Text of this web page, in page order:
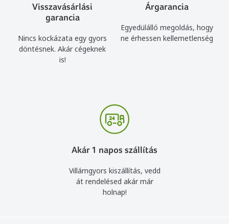
Visszavásárlási
garancia
Nincs kockázata egy gyors
döntésnek. Akár cégeknek
is!
Árgarancia
Egyedülálló megoldás, hogy
ne érhessen kellemetlenség
Akár 1 napos szállítás
Villámgyors kiszállítás, vedd
át rendelésed akár már
holnap!